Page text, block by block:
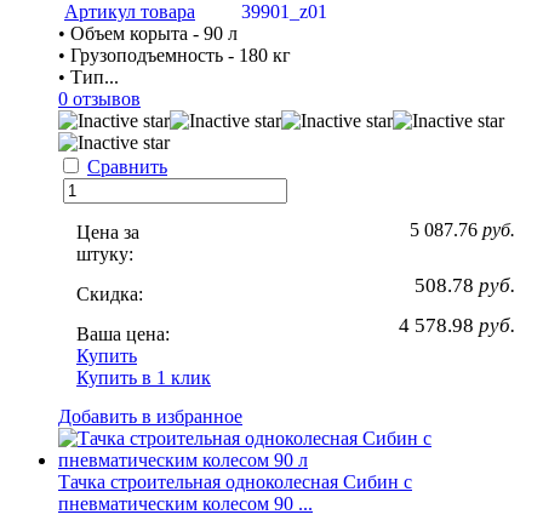
Артикул товара
39901_z01
• Объем корыта - 90 л
• Грузоподъемность - 180 кг
• Тип...
0 отзывов
Сравнить
Цена за
штуку:
5 087.76 руб.
Скидка: 508.78 руб.
Ваша цена: 4 578.98 руб.
Купить
Купить в 1 клик
Добавить в избранное
Тачка строительная одноколесная Сибин с
пневматическим колесом 90 ...